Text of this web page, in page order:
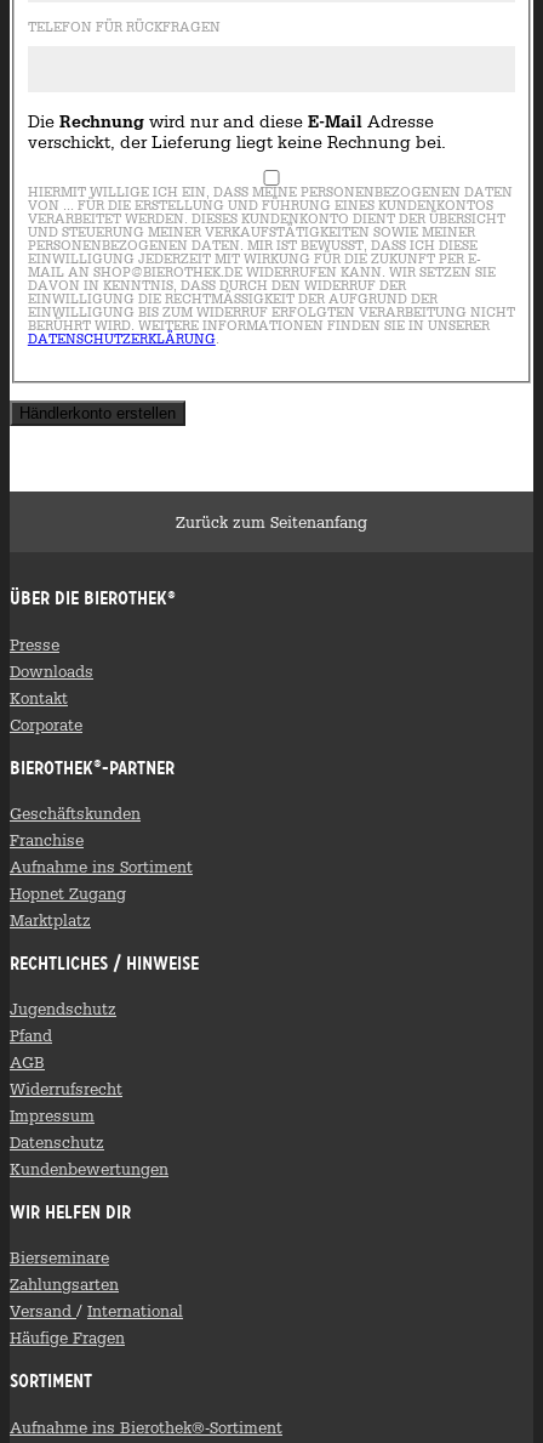
TELEFON FÜR RÜCKFRAGEN
Die Rechnungwird nur and diese E-Mail Adresse
verschickt, der Lieferung liegt keine Rechnung bei.
HIERMIT WILLIGE ICH EIN, DASS MEINE PERSONENBEZOGENEN DATEN
VON ... FÜR DIE ERSTELLUNG UND FÜHRUNG EINES KUNDENKONTOS
VERARBEITET WERDEN. DIESES KUNDENKONTO DIENT DER ÜBERSICHT
UND STEUERUNG MEINER VERKAUFSTÄTIGKEITEN SOWIE MEINER
PERSONENBEZOGENEN DATEN. MIR IST BEWUSST, DASS ICH DIESE
EINWILLIGUNG JEDERZEIT MIT WIRKUNG FÜR DIE ZUKUNFT PER E-
MAIL AN SHOP@BIEROTHEK.DE WIDERRUFEN KANN. WIR SETZEN SIE
DAVON IN KENNTNIS, DASS DURCH DEN WIDERRUF DER
EINWILLIGUNG DIE RECHTMÄSSIGKEIT DER AUFGRUND DER E
INWILLIGUNG BIS ZUM WIDERRUF ERFOLGTEN VERARBEITUNG NICHT B
ERÜHRT WIRD. WEITERE INFORMATIONEN FINDEN SIE IN UNSERER
DATENSCHUTZERKLÄRUNG.
Händlerkonto erstellen
Zurück zum Seitenanfang
Über die Bierothek®
Presse
Downloads
Kontakt
Corporate
Bierothek®-Partner
Geschäftskunden
Franchise
Aufnahme ins Sortiment
Hopnet Zugang
Marktplatz
Rechtliches / Hinweise
Jugendschutz
Pfand
AGB
Widerrufsrecht
Impressum
Datenschutz
Kundenbewertungen
Wir helfen Dir
Bierseminare
Zahlungsarten
Versand / International
Häufige Fragen
Sortiment
Aufnahme ins Bierothek®-Sortiment